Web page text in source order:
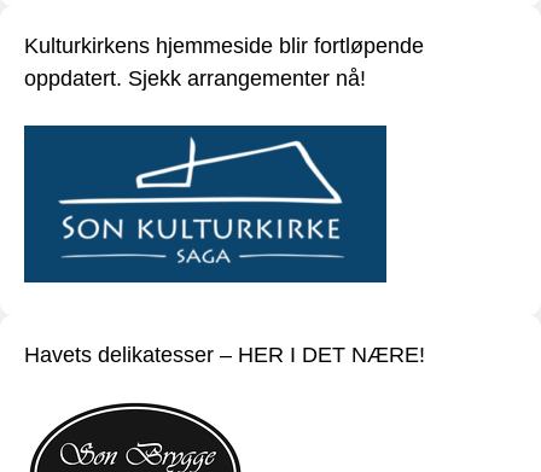
Kulturkirkens hjemmeside blir fortløpende
oppdatert. Sjekk arrangementer nå!
Havets delikatesser – HER I DET NÆRE!